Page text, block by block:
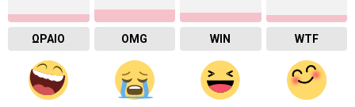
ΩΡΑΙΟ OMG WIN WTF